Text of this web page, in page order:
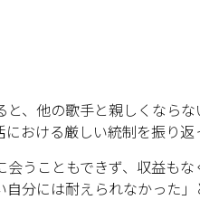
と、他の歌手と親しくなら
おける厳しい統制を振り返
会うこともできず、収益も
自分には耐えられなかった」